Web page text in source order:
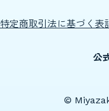
特定商取引法に基づく表
公
©